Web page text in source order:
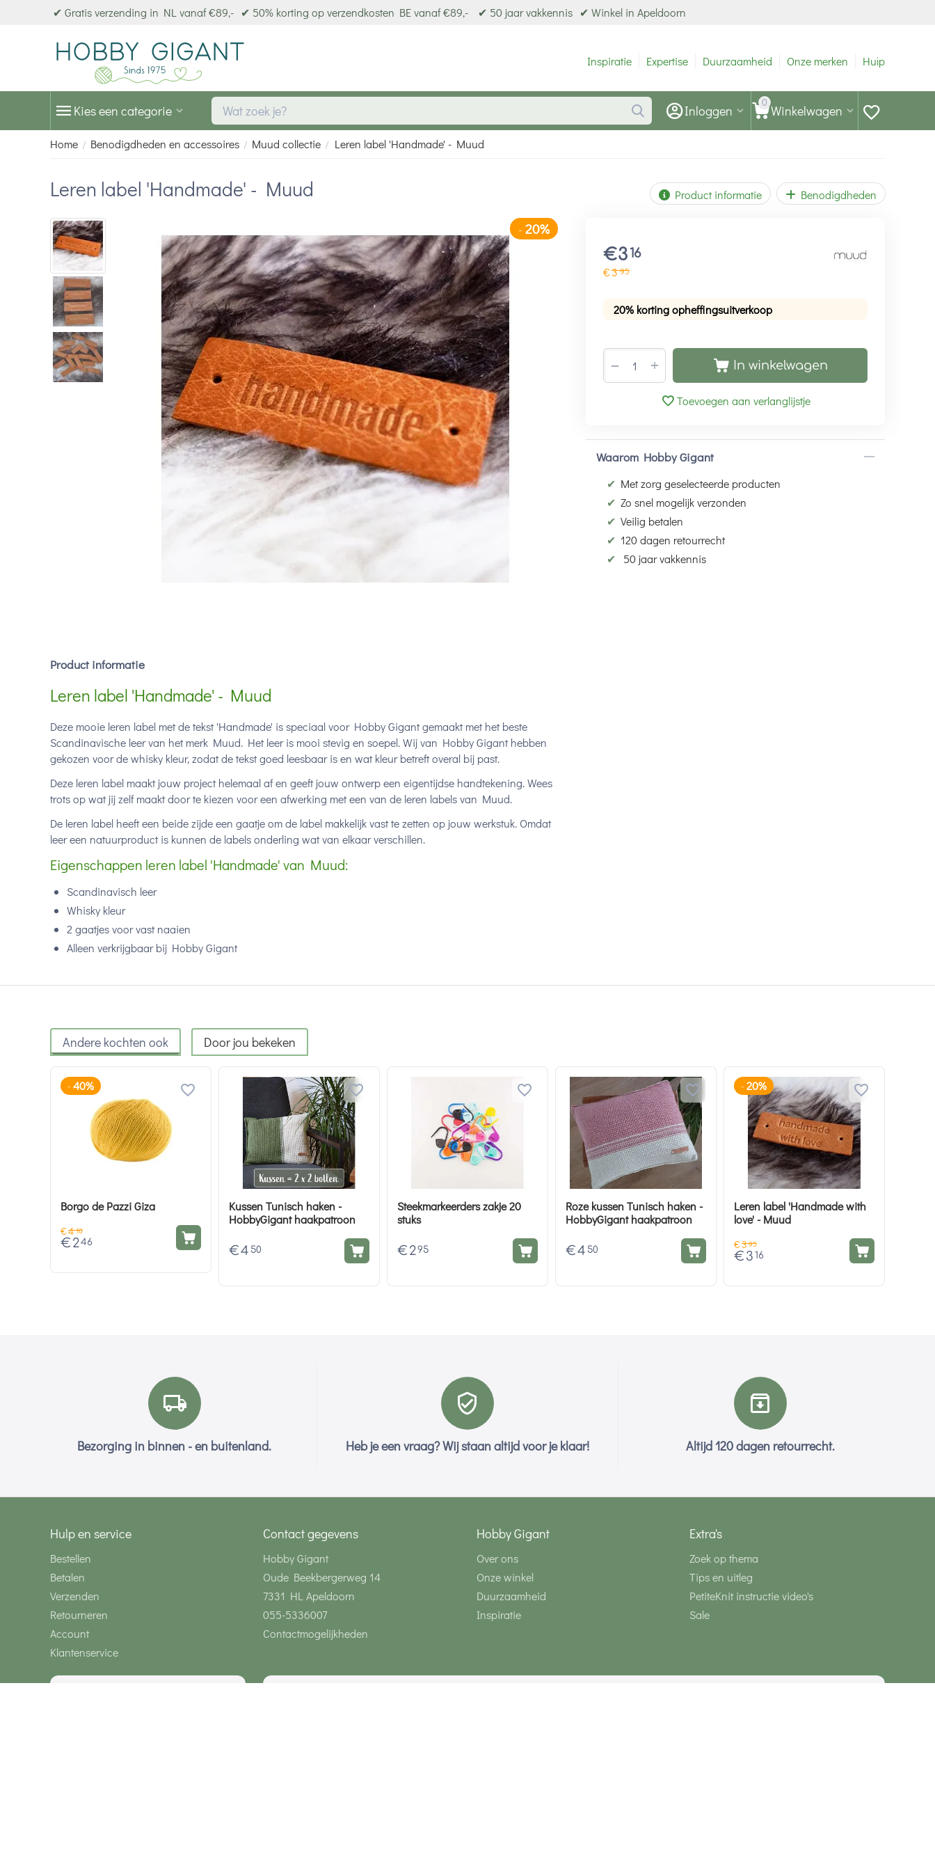
✔ Gratis verzending in NL vanaf €89,- ✔ 50% korting op verzendkosten BE vanaf €89,- ✔ 50 jaar vakkennis ✔ Winkel in Apeldoorn
Inspiratie Expertise Duurzaamheid Onze merken Hulp
Kies een categorie 0 Winkelwagen
Inloggen
Home / Benodigdheden en accessoires / Muud collectie / Leren label 'Handmade' - Muud
Leren label 'Handmade' - Muud Product informatie Benodigdheden
€316
€395
20% korting opheffingsuitverkoop
+
− In winkelwagen
Toevoegen aan verlanglijstje
Waarom Hobby Gigant
✔ Met zorg geselecteerde producten
✔ Zo snel mogelijk verzonden
✔ Veilig betalen
✔ 120 dagen retourrecht
✔
50 jaar vakkennis
Product informatie
Leren label 'Handmade' - Muud
Deze mooie leren label met de tekst 'Handmade' is speciaal voor Hobby Gigant gemaakt met het beste
Scandinavische leer van het merk Muud. Het leer is mooi stevig en soepel. Wij van Hobby Gigant hebben
gekozen voor de whisky kleur, zodat de tekst goed leesbaar is en wat kleur betreft overal bij past.
Deze leren label maakt jouw project helemaal af en geeft jouw ontwerp een eigentijdse handtekening. Wees
trots op wat jij zelf maakt door te kiezen voor een afwerking met een van de leren labels van Muud.
De leren label heeft een beide zijde een gaatje om de label makkelijk vast te zetten op jouw werkstuk. Omdat
leer een natuurproduct is kunnen de labels onderling wat van elkaar verschillen.
Eigenschappen leren label 'Handmade' van Muud:
Scandinavisch leer
Whisky kleur
2 gaatjes voor vast naaien
Alleen verkrijgbaar bij Hobby Gigant
Andere kochten ook Door jou bekeken
- 40%
Borgo de Pazzi Giza
€4 10
€ 2 46
Kussen Tunisch haken -
HobbyGigant haakpatroon
€4 50
Steekmarkeerders zakje 20
stuks
€ 2 95
Roze kussen Tunisch haken -
HobbyGigant haakpatroon
€4 50
- 20%
Leren label 'Handmade with
love' - Muud
€3 95
€ 3 16
Bezorging in binnen - en buitenland. Heb je een vraag? Wij staan altijd voor je klaar! Altijd 120 dagen retourrecht.
Hulp en service
Bestellen
Betalen
Verzenden
Retourneren
Account
Klantenservice
Contact gegevens
Hobby Gigant
Oude Beekbergerweg 14
7331 HL Apeldoorn
055-5336007
Contactmogelijkheden
Hobby Gigant
Over ons
Onze winkel
Duurzaamheid
Inspiratie
Extra's
Zoek op thema
Tips en uitleg
PetiteKnit instructie video's
Sale